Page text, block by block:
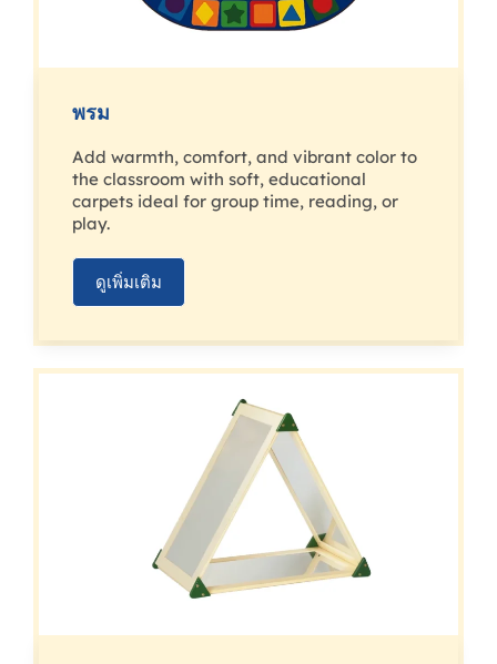
พรม
Add warmth, comfort, and vibrant color to
the classroom with soft, educational
carpets ideal for group time, reading, or
play.
ดูเพิ่มเติม